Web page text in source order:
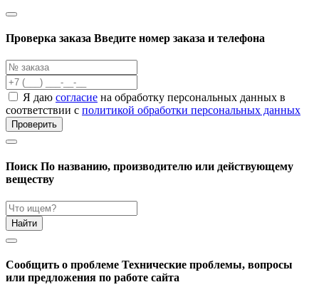
Проверка заказа Введите номер заказа и телефона
Я даю согласие на обработку персональных данных в
соответствии с политикой обработки персональных данных
Проверить
Поиск По названию, производителю или действующему
веществу
Найти
Cообщить о проблеме Технические проблемы, вопросы
или предложения по работе сайта